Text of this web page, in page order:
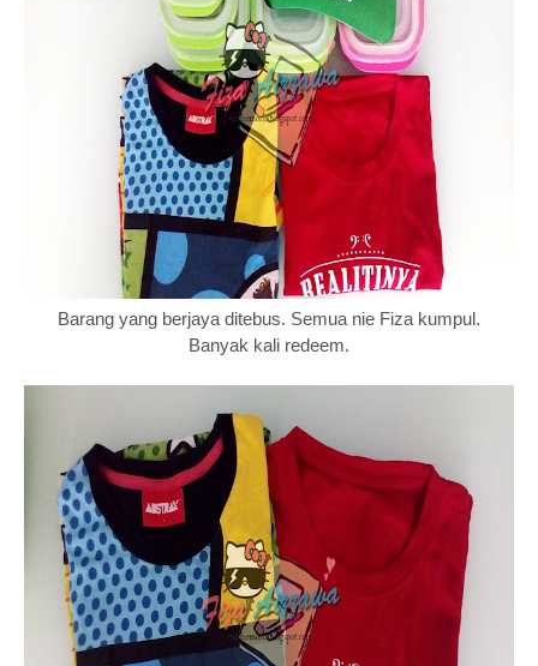
Barang yang berjaya ditebus. Semua nie Fiza kumpul.
Banyak kali redeem.